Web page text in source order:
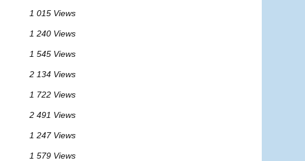
1 015 Views
1 240 Views
1 545 Views
2 134 Views
1 722 Views
2 491 Views
1 247 Views
1 579 Views